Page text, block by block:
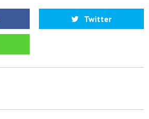
Twitter